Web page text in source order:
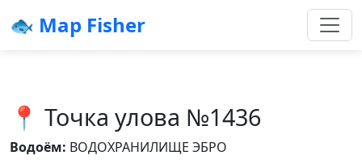
🐟 Map Fisher
📍 Точка улова №1436
Водоём: ВОДОХРАНИЛИЩЕ ЭБРО